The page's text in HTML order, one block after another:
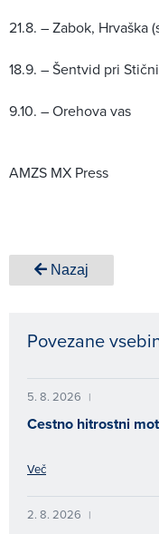
21.8. – Zabok, Hrvaška
18.9. – Šentvid pri
9.10. – Orehova vas
AMZS MX Press
Nazaj
Povezane
5. 8. 2026 |
Cestno hitrostni
Več
2. 8. 2026 |